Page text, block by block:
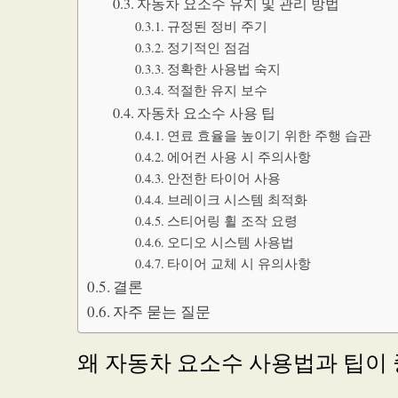
규정된 정비 주기
정기적인 점검
정확한 사용법 숙지
적절한 유지 보수
자동차 요소수 사용 팁
연료 효율을 높이기 위한 주행 습관
에어컨 사용 시 주의사항
안전한 타이어 사용
브레이크 시스템 최적화
스티어링 휠 조작 요령
오디오 시스템 사용법
타이어 교체 시 유의사항
결론
자주 묻는 질문
왜 자동차 요소수 사용법과 팁이